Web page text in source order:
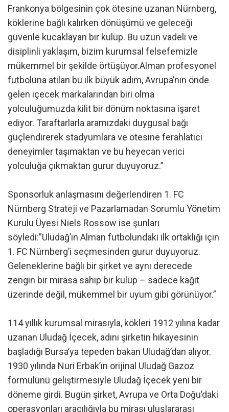
Frankonya bölgesinin çok ötesine uzanan Nürnberg,
köklerine bağlı kalırken dönüşümü ve geleceği
güvenle kucaklayan bir kulüp. Bu uzun vadeli ve
disiplinli yaklaşım, bizim kurumsal felsefemizle
mükemmel bir şekilde örtüşüyor.Alman profesyonel
futboluna atılan bu ilk büyük adım, Avrupa’nın önde
gelen içecek markalarından biri olma
yolculuğumuzda kilit bir dönüm noktasına işaret
ediyor. Taraftarlarla aramızdaki duygusal bağı
güçlendirerek stadyumlara ve ötesine ferahlatıcı
deneyimler taşımaktan ve bu heyecan verici
yolculuğa çıkmaktan gurur duyuyoruz.”
Sponsorluk anlaşmasını değerlendiren 1. FC
Nürnberg Strateji ve Pazarlamadan Sorumlu Yönetim
Kurulu Üyesi Niels Rossow ise şunları
söyledi:”Uludağ’ın Alman futbolundaki ilk ortaklığı için
1. FC Nürnberg’i seçmesinden gurur duyuyoruz.
Geleneklerine bağlı bir şirket ve aynı derecede
zengin bir mirasa sahip bir kulüp – sadece kağıt
üzerinde değil, mükemmel bir uyum gibi görünüyor.”
114 yıllık kurumsal mirasıyla, kökleri 1912 yılına kadar
uzanan Uludağ İçecek, adını şirketin hikayesinin
başladığı Bursa’ya tepeden bakan Uludağ’dan alıyor.
1930 yılında Nuri Erbak’ın orijinal Uludağ Gazoz
formülünü geliştirmesiyle Uludağ İçecek yeni bir
döneme girdi. Bugün şirket, Avrupa ve Orta Doğu’daki
operasyonları aracılığıyla bu mirası uluslararası